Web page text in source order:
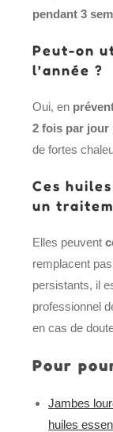
pendant 3
Peut-on
l’année ?
Oui, en
2 fois par jour
de fortes
Ces
un
Elles peuvent
remplacent
persistants, il
professionnel
en cas de
Pour
Jambes
huiles